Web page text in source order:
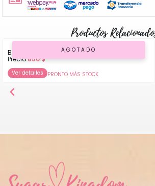
Productos
AGOTADO
Boquilla Flor P 09
Precio850$
Ver detalles PRONTO MÁS STOCK